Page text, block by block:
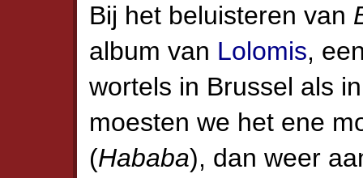
Bij het beluisteren van
album van Lolomis,
wortels in Brussel als
moesten we het ene
(Hababa), dan weer